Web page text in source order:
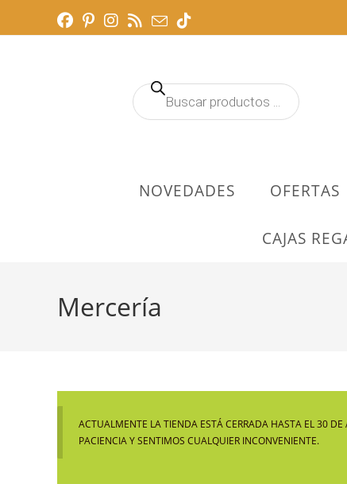
Búsqueda
de
NOVEDADES OFERTAS
CAJAS
Mercería
ACTUALMENTE LA TIENDA ESTÁ CERRADA HASTA EL 30
PACIENCIA Y SENTIMOS CUALQUIER INCONVENIENTE.